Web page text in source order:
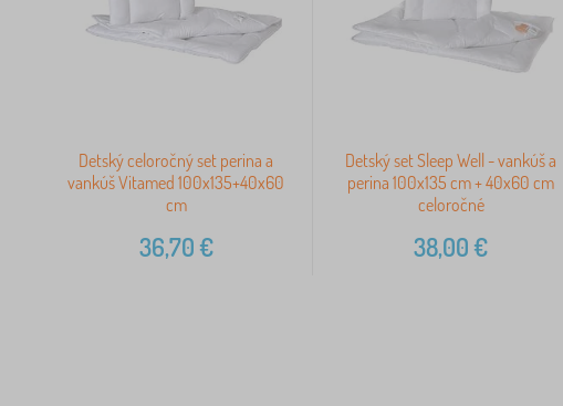
Detský celoročný set perina a
vankúš Vitamed 100x135+40x60
cm
36,70€
Detský set Sleep Well - vankúš a
perina 100x135 cm + 40x60 cm
celoročné
38,00€